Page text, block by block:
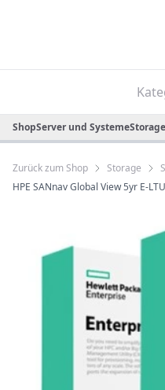
ShopServer und SystemeStorage
Zurück zum Shop Storage
HPE SANnav Global View 5yr E-LTU